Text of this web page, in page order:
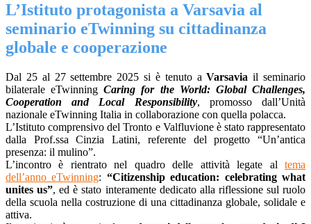
L’Istituto protagonista a Varsavia al
seminario eTwinning su cittadinanza
globale e cooperazione
Dal 25 al 27 settembre 2025 si è tenuto aVarsavia il seminario
bilaterale eTwinningCaring for the World: Global Challenges,
Cooperation and Local Responsibility, promosso dall’Unità
nazionale eTwinning Italia in collaborazione con quella polacca.
L’Istituto comprensivo del Tronto e Valfluvione è stato rappresentato
dalla Prof.ssa Cinzia Latini, referente del progetto “Un’antica
presenza: il mulino”.
L’incontro è rientrato nel quadro delle attività legate al tema
dell’anno eTwinning: “Citizenship education: celebrating what
unites us”, ed è stato interamente dedicato alla riflessione sul ruolo
della scuola nella costruzione di una cittadinanza globale, solidale e
attiva.